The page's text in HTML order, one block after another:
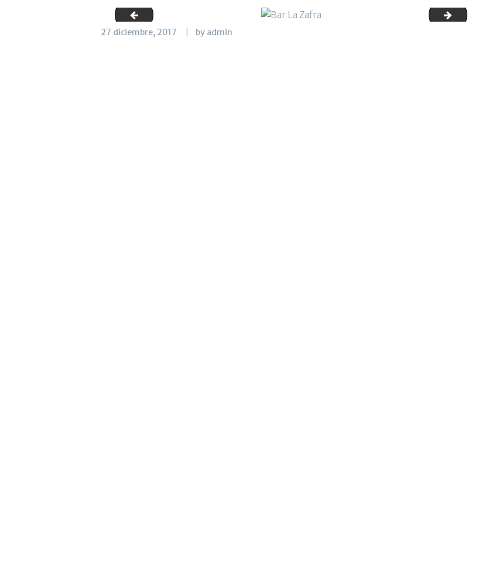
lazafra_cuatro
27 diciembre, 2017 by admin